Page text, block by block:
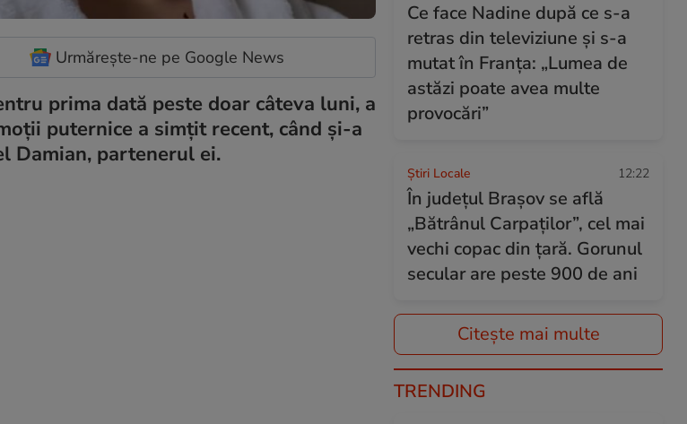
Urmărește-ne pe Google News
prima dată peste doar câteva luni, a
puternice a simțit recent, când și-a
Damian, partenerul ei.
Ce face Nadine după ce s-a
retras din televiziune și s-a
mutat în Franța: „Lumea de
astăzi poate avea multe
provocări”
Știri Locale 12:22
În județul Brașov se află
„Bătrânul Carpaților”, cel mai
vechi copac din țară. Gorunul
secular are peste 900 de ani
Citește mai multe
TRENDING